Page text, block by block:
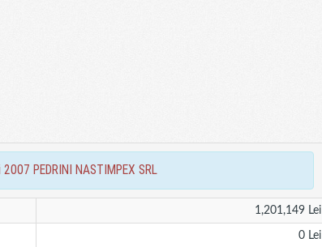
PEDRINI NASTIMPEX SRL
1,201,149 Lei
0 Lei